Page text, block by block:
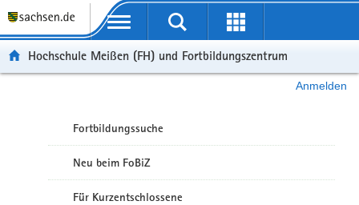
Portalübergreifende Navigation
Hochschule Meißen (FH) und Fortbildungszentrum
Anmelden
Fortbildungssuche
Neu beim FoBiZ
Für Kurzentschlossene